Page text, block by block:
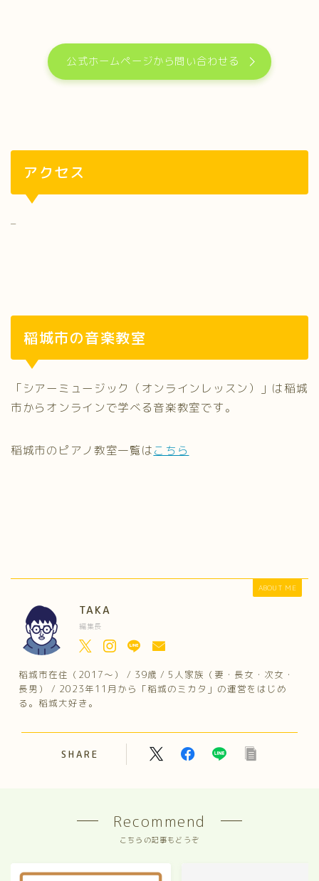
公式ホームページから問い合わせる
アクセス
–
稲城市の音楽教室
「シアーミュージック（オンラインレッスン）」は稲城
市からオンラインで学べる音楽教室です。
稲城市のピアノ教室一覧はこちら
ABOUT ME
TAKA
編集長
稲城市在住（2017～） / 39歳 / 5人家族（妻・長女・次女・
長男） / 2023年11月から「稲城のミカタ」の運営をはじめ
る。稲城大好き。
SHARE
Recommend
こちらの記事もどうぞ